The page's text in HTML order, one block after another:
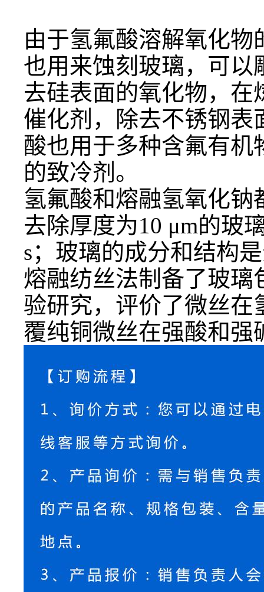
由于氢氟酸溶解氧化
也用来蚀刻玻璃，可
去硅表面的氧化物，
催化剂，除去不锈钢表
酸也用于多种含氟有机
的致冷剂。
氢氟酸和熔融氢氧化
去除厚度为10 μm的玻
s；玻璃的成分和结构
熔融纺丝法制备了玻璃
验研究，评价了微丝
覆纯铜微丝在强酸和强